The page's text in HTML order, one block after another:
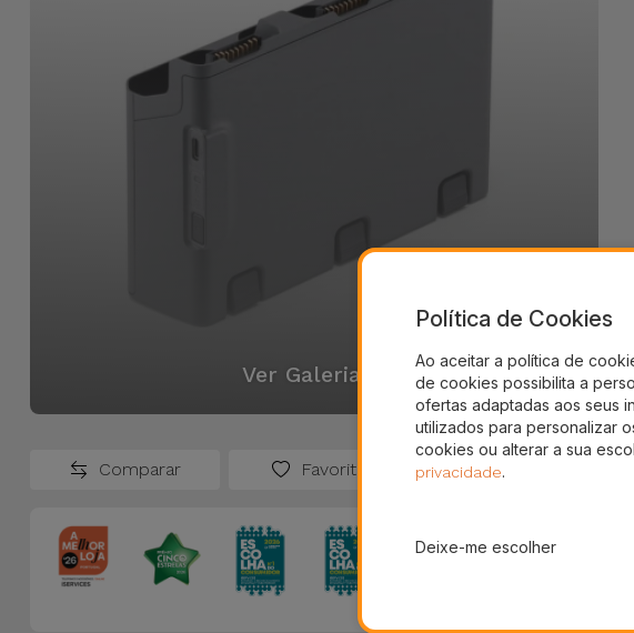
Ver Galeria
Comparar Favoritos
Política de Cookies
Ao aceitar a política de
de cookies possibilita a
ofertas adaptadas aos seus
utilizados para personalizar
cookies ou alterar a sua
privacidade.
Deixe-me escolher